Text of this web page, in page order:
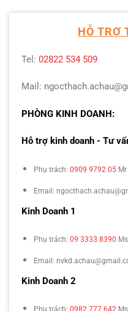
HỖ TRỢ
Tel: 02822 534 509
Mail:
PHÒNG KINH DOANH:
Hỗ trợ kinh doanh - Tư
Phụ trách: 0909 9792 05
Email:
Kinh Doanh 1
Phụ trách: 09 3333 8390
Email:
Kinh Doanh 2
Phụ trách: 0982 777 642